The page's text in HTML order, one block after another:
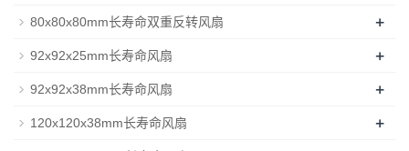
80x80x80mm长寿命双重反转风扇 +
92x92x25mm长寿命风扇 +
92x92x38mm长寿命风扇 +
120x120x38mm长寿命风扇 +